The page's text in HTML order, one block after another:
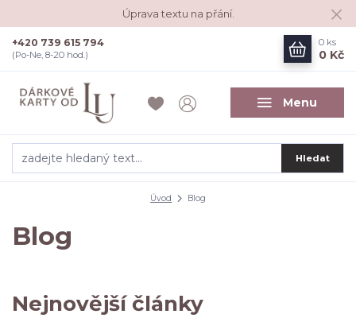
Úprava textu na přání.
Menu
Hledat
+420 739 615 794
(Po-Ne, 8-20 hod.)
0 ks
0 Kč
Úvod Blog
Blog
Nejnovější články